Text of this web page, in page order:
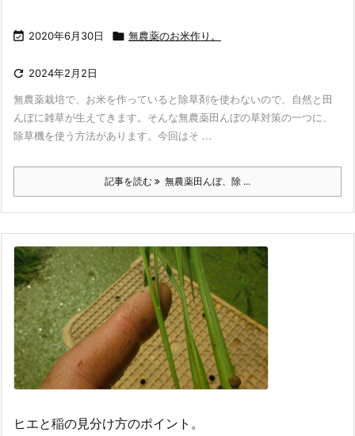
 2020年6月30日  無農薬のお米作り。
 2024年2月2日
無農薬栽培で、お米を作っていると除草剤を使わないので、自然と田
んぼに雑草が生えてきます。そんな無農薬田んぼの草対策の一つに、
除草機を使う方法があります。今回はそ ...
記事を読む 無農薬田んぼ、除 ...
ヒエと稲の見分け方のポイント。